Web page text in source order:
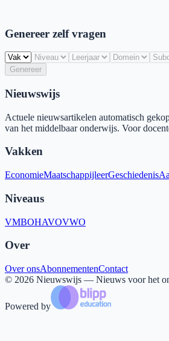
Genereer zelf vragen
Genereer
Nieuwswijs
Actuele nieuwsartikelen automatisch
van het middelbaar onderwijs. Voor
Vakken
EconomieMaatschappijleerGeschiedenis
Niveaus
VMBOHAVOVWO
Over
Over onsAbonnementenContact
© 2026 Nieuwswijs — Nieuws voor het
Powered by